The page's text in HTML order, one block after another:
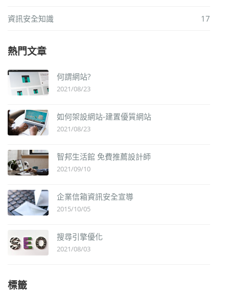
資訊安全知識 17
熱門文章
何謂網站?
2021/08/23
如何架設網站-建置優質網站
2021/08/23
智邦生活館 免費推薦設計師
2021/09/10
企業信箱資訊安全宣導
2015/10/05
搜尋引擎優化
2021/08/03
標籤